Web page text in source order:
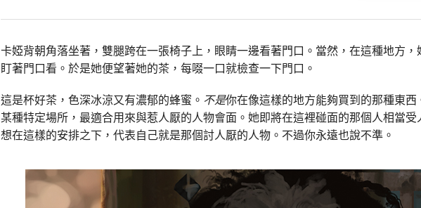
卡婭背朝角落坐著，雙腿跨在一張椅子上，眼睛一邊看著門口。當然，在這種地方
盯著門口看。於是她便望著她的茶，每啜一口就檢查一下門口。
這是杯好茶，色深冰涼又有濃郁的蜂蜜。 不是你在像這樣的地方能夠買到的那種東
某種特定場所，最適合用來與惹人厭的人物會面。她即將在這裡碰面的那個人相當
想在這樣的安排之下，代表自己就是那個討人厭的人物。不過你永遠也說不準。